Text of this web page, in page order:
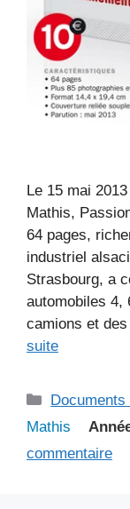
Le 15 mai
Mathis,
64 pages,
industriel
Strasbourg, a
automobiles 4,
camions et
suite
Catégories
Documents
Mathis
commentaire